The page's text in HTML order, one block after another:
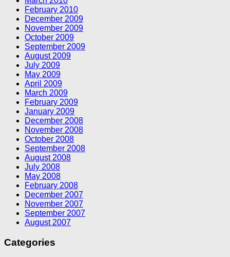
February 2010
December 2009
November 2009
October 2009
September 2009
August 2009
July 2009
May 2009
April 2009
March 2009
February 2009
January 2009
December 2008
November 2008
October 2008
September 2008
August 2008
July 2008
May 2008
February 2008
December 2007
November 2007
September 2007
August 2007
Categories